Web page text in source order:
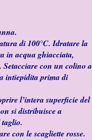
di 100°C. Idratare la
in acqua ghiacciata,
Setacciare con un colino a
intiepidita prima di
l’intera superficie del
si distribuisce a
con le scagliette rosse.